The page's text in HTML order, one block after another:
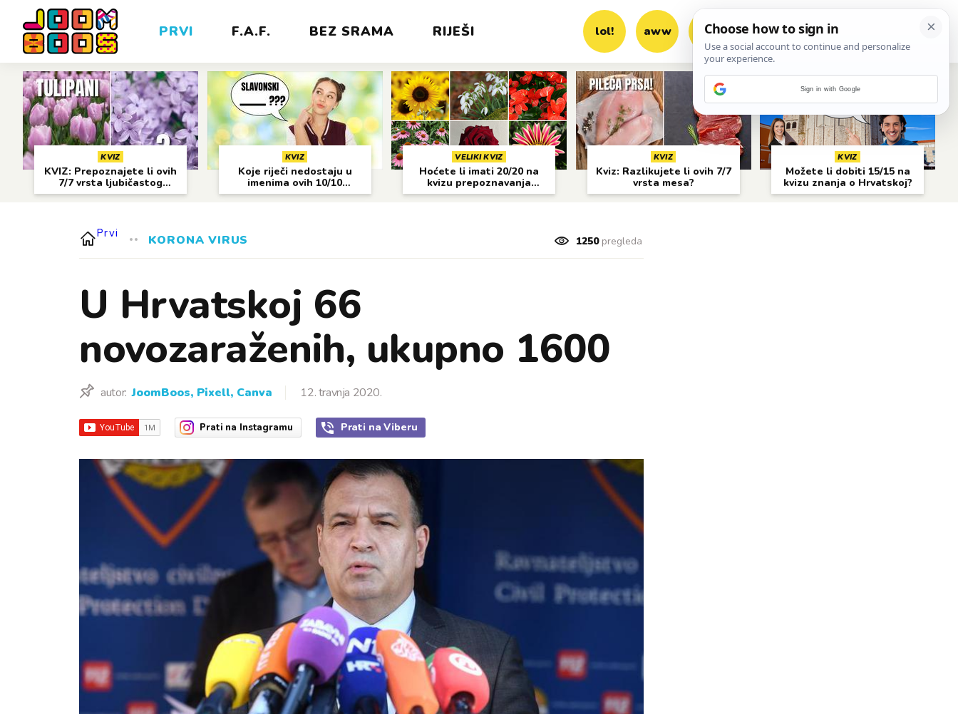
PRVI F.A.F. BEZ SRAMA RIJEŠI lol! aww vrh! woot?!
KVIZ
KVIZ: Prepoznajete li ovih
7/7 vrsta ljubičastog
cvijeća?
KVIZ
Koje riječi nedostaju u
imenima ovih 10/10
gradova?
VELIKI KVIZ
Hoćete li imati 20/20 na
kvizu prepoznavanja
cvijeća?
KVIZ
Kviz: Razlikujete li ovih 7/7
vrsta mesa?
KVIZ
Možete li dobiti 15/15 na
kvizu znanja o Hrvatskoj?
Prvi KORONA VIRUS 1250pregleda
U Hrvatskoj 66
novozaraženih, ukupno 1600
autor: JoomBoos, Pixell, Canva 12. travnja 2020.
Prati na Instagramu Prati na Viberu
Sign in with Google